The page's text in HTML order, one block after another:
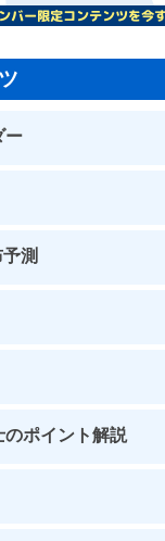
ー
測
のポイント解説